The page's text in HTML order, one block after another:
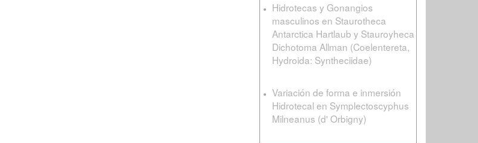
Hidrotecas y Gonangios
masculinos en Staurotheca
Antarctica Hartlaub y Stauroyheca
Dichotoma Allman (Coelentereta,
Hydroida: Syntheciidae)
Variación de forma e inmersión
Hidrotecal en Symplectoscyphus
Milneanus (d' Orbigny)